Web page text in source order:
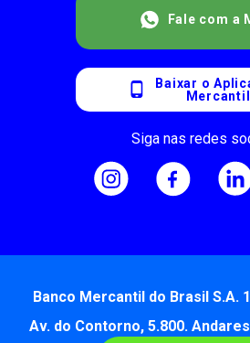
Fale com a
Baixar o
Mercantil
Siga nas redes
Banco Mercantil do Brasil S.A.
Av. do Contorno, 5.800. Andares